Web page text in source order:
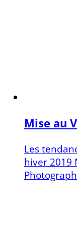
Mise au
Les
hiver 2019